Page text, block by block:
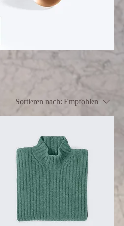
Sortieren nach: Empfohlen